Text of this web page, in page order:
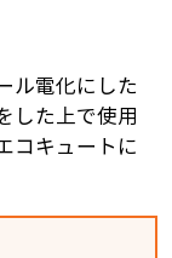
ル電化にした
した上で使用
コキュートに